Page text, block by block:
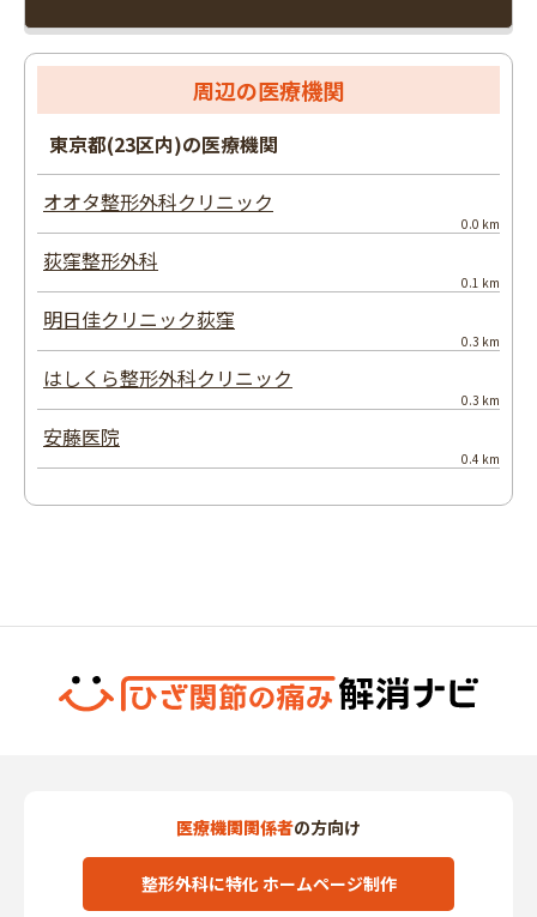
周辺の医療機関
東京都(23区内)の医療機関
オオタ整形外科クリニック
0.0 km
荻窪整形外科
0.1 km
明日佳クリニック荻窪
0.3 km
はしくら整形外科クリニック
0.3 km
安藤医院
0.4 km
医療機関関係者の方向け
整形外科に特化 ホームページ制作